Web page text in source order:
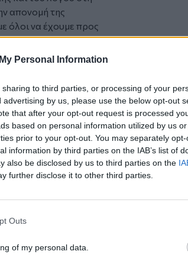
Personal Information
to third parties, or processing of your
by us, please use the below opt-out
that after your opt-out request is processed
based on personal information utilized by us
prior to your opt-out. You may separately
information by third parties on the IAB’s list of
also be disclosed by us to third parties on the
further disclose it to other third parties.
Outs
of my personal data.
απονομή της
όλοι να έχουμε προς
συζητώντας
στο ιστορικό
αρχαιολόγο και
του Β